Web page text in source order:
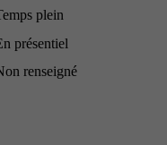
plein
présentiel
renseigné